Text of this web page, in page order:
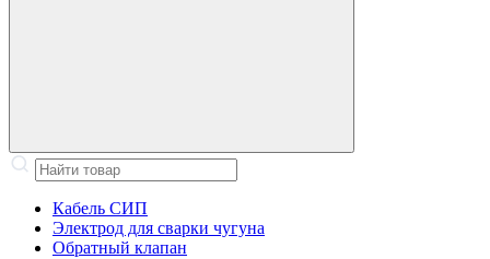
Кабель СИП
Электрод для сварки чугуна
Обратный клапан